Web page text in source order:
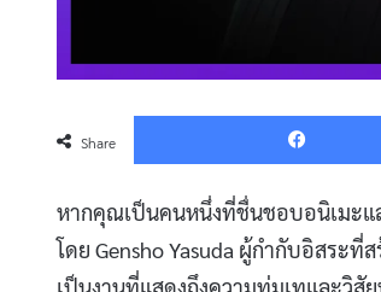
Share
หากคุณเป็นคนหนึ่งที่ชื่นชอบอนิเมะแล
โดย Gensho Yasuda ผู้กำกับอิสระ